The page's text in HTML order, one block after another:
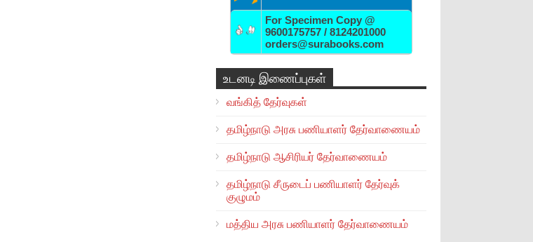
For Specimen Copy @
9600175757 / 8124201000
orders@surabooks.com
உடனடி இணைப்புகள்
வங்கித் தேர்வுகள்
தமிழ்நாடு அரசு பணியாளர் தேர்வாணையம்
தமிழ்நாடு ஆசிரியர் தேர்வாணையம்
தமிழ்நாடு சீருடைப் பணியாளர் தேர்வுக்
குழுமம்
மத்திய அரசு பணியாளர் தேர்வாணையம்